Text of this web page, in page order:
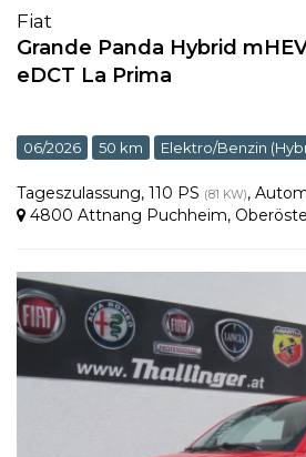
Fiat
Grande Panda Hybrid
eDCT La Prima
06/2026 50 km Elektro/Benzin
Tageszulassung, 110 PS (81 KW),
4800 Attnang Puchheim,